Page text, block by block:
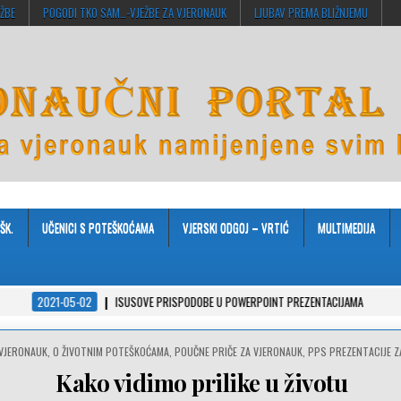
POGODI TKO SAM…-VJEŽBE ZA VJERONAUK LJUBAV PREMA BLIŽNJEMU
UČENICI S POTEŠKOĆAMA VJERSKI ODGOJ – VRTIĆ MULTIMEDIJA
02 ISUSOVE PRISPODOBE U POWERPOINT PREZENTACIJAMA 2021-04-08
,O ŽIVOTNIM POTEŠKOĆAMA ,POUČNE PRIČE ZA VJERONAUK ,PPS PREZENTACIJE
Kako vidimo prilike u životu